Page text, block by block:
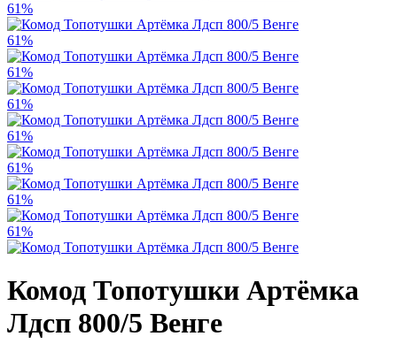
61%
61%
61%
61%
61%
61%
61%
61%
Комод Топотушки Артёмка
Лдсп 800/5 Венге